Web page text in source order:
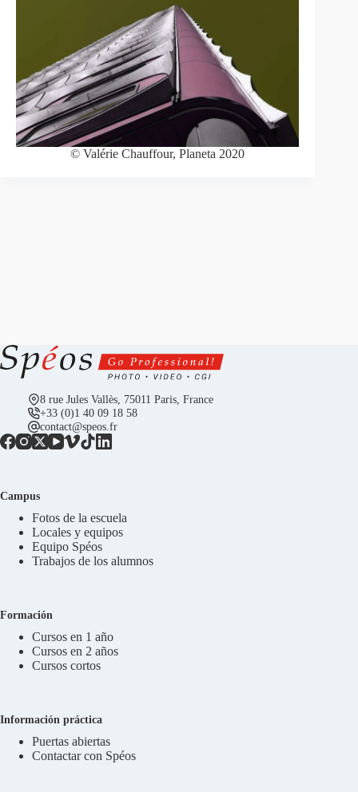
© Valérie Chauffour, Planeta 2020
8 rue Jules Vallès, 75011 Paris, France
+33 (0)1 40 09 18 58
contact@speos.fr
Campus
Fotos de la escuela
Locales y equipos
Equipo Spéos
Trabajos de los alumnos
Formación
Cursos en 1 año
Cursos en 2 años
Cursos cortos
Información práctica
Puertas abiertas
Contactar con Spéos